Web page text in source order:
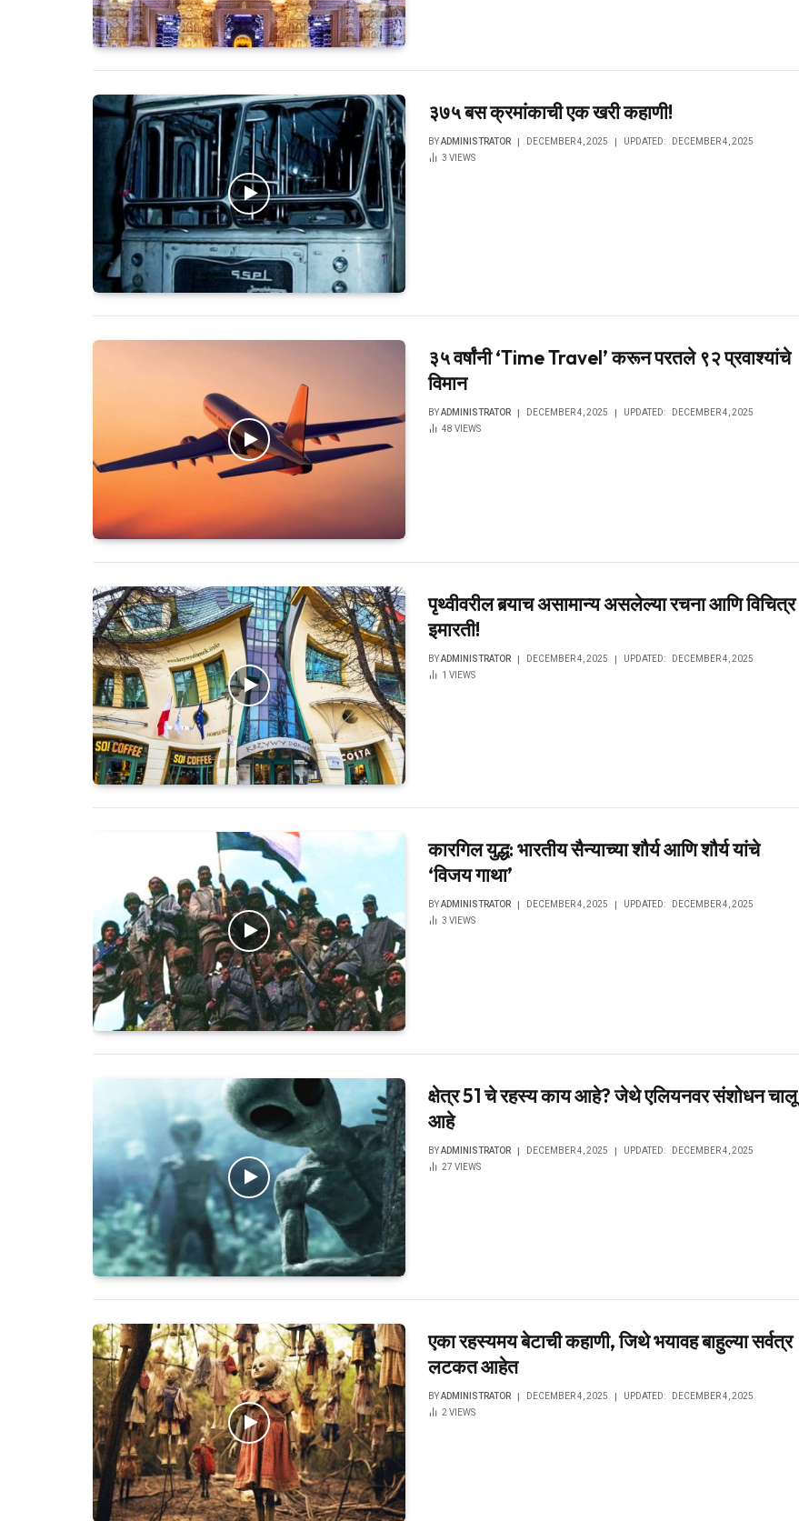
३७५ बस क्रमांकाची एक खरी कहाणी!
BYADMINISTRATOR DECEMBER 4, 2025 UPDATED:
DECEMBER 4, 2025
3VIEWS
३५ वर्षांनी ‘Time Travel’ करून परतले ९२ प्रवाश्यांचे
विमान
BYADMINISTRATOR DECEMBER 4, 2025 UPDATED:
DECEMBER 4, 2025
48VIEWS
पृथ्वीवरील बर्‍याच असामान्य असलेल्या रचना आणि विचित्र
इमारती!
BYADMINISTRATOR DECEMBER 4, 2025 UPDATED:
DECEMBER 4, 2025
1VIEWS
कारगिल युद्ध: भारतीय सैन्याच्या शौर्य आणि शौर्य यांचे
‘विजय गाथा’
BYADMINISTRATOR DECEMBER 4, 2025 UPDATED:
DECEMBER 4, 2025
3VIEWS
क्षेत्र 51 चे रहस्य काय आहे? जेथे एलियनवर संशोधन चालू
आहे
BYADMINISTRATOR DECEMBER 4, 2025 UPDATED:
DECEMBER 4, 2025
27VIEWS
एका रहस्यमय बेटाची कहाणी, जिथे भयावह बाहुल्या सर्वत्र
लटकत आहेत
BYADMINISTRATOR DECEMBER 4, 2025 UPDATED:
DECEMBER 4, 2025
2VIEWS